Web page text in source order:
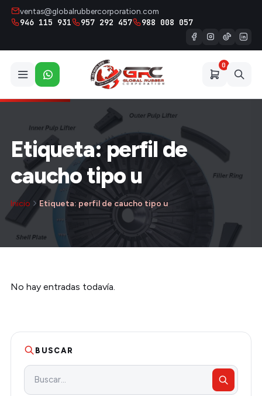
ventas@globalrubbercorporation.com
946 115 931 957 292 457 988 008 057
0
Etiqueta: perfil de
caucho tipo u
Inicio Etiqueta: perfil de caucho tipo u
No hay entradas todavía.
BUSCAR